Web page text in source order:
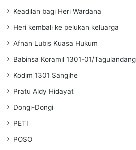
Keadilan bagi Heri Wardana
Heri kembali ke pelukan keluarga
Afnan Lubis Kuasa Hukum
Babinsa Koramil 1301-01/Tagulandang
Kodim 1301 Sangihe
Pratu Aldy Hidayat
Dongi-Dongi
PETI
POSO